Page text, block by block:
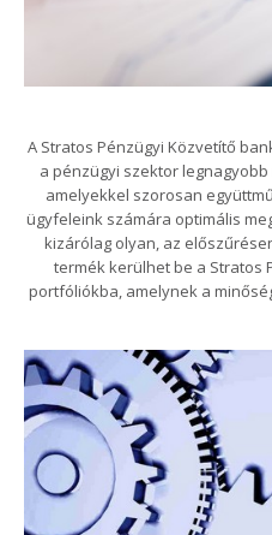
A Stratos Pénzügyi Közvetítő
a pénzügyi szektor
amelyekkel szorosan
ügyfeleink számára optimális
kizárólag olyan, az
termék kerülhet be a Stratos
portfóliókba, amelynek a